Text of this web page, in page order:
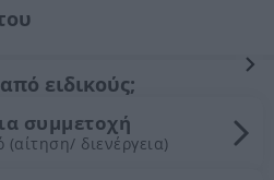
ειδικούς;
συμμετοχή
(αίτηση/ διενέργεια)